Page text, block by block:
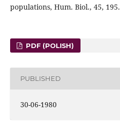
populations, Hum. Biol., 45, 195.
PDF (POLISH)
PUBLISHED
30-06-1980